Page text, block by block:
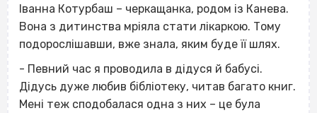
Іванна Котурбаш – черкащанка, родом із Канева.
Вона з дитинства мріяла стати лікаркою. Тому
подорослішавши, вже знала, яким буде її шлях.
- Певний час я проводила в дідуся й бабусі.
Дідусь дуже любив бібліотеку, читав багато книг.
Мені теж сподобалася одна з них – це була